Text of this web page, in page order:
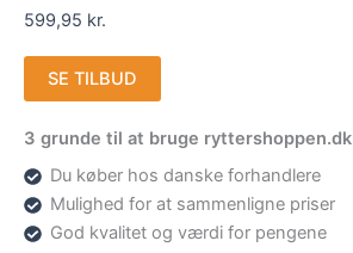
599,95 kr.
SE TILBUD
3 grunde til at bruge ryttershoppen.dk
Du køber hos danske forhandlere
Mulighed for at sammenligne priser
God kvalitet og værdi for pengene